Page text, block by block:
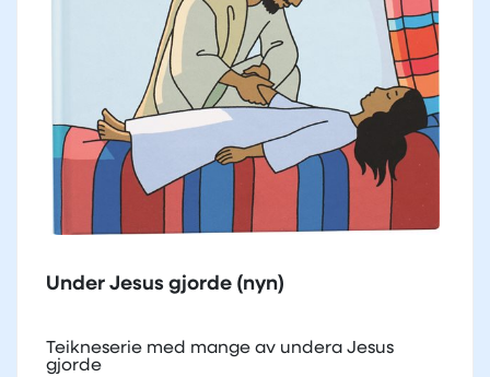
Under Jesus gjorde (nyn)
Teikneserie med mange av undera Jesus
gjorde